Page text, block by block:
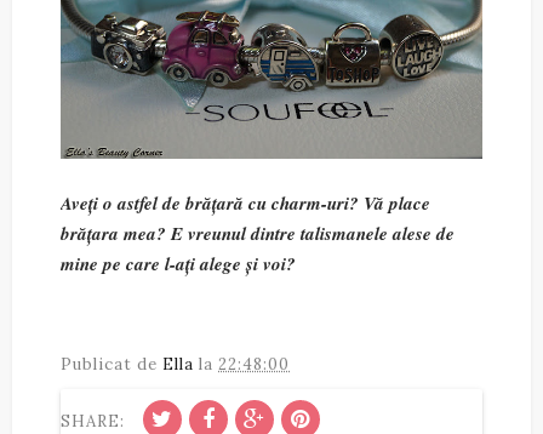
Aveți o astfel de brățară cu charm-uri? Vă place
brățara mea? E vreunul dintre talismanele alese de
mine pe care l-ați alege și voi?
Publicat de Ella la 22:48:00
SHARE: